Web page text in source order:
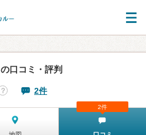
の口コミ・評判
？ 2件
2件